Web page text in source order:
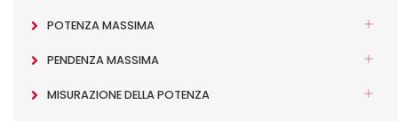
POTENZA MASSIMA
PENDENZA MASSIMA
MISURAZIONE DELLA POTENZA